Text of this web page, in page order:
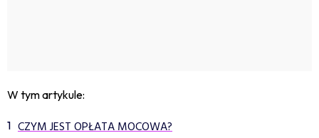
W tym artykule:
CZYM JEST OPŁATA MOCOWA?